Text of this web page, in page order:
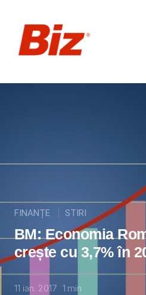
FINANȚE STIRI
BM: Economia
crește cu 3,7% în
11 ian. 2017 1 min